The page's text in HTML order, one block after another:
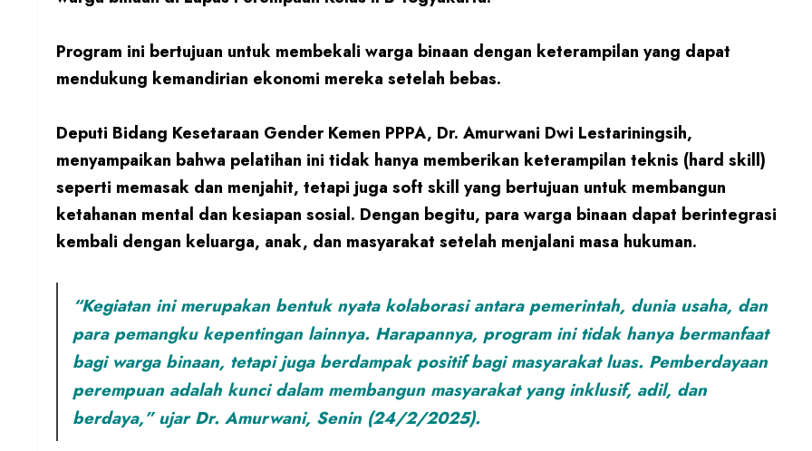
Program ini bertujuan untuk membekali warga binaan dengan keterampilan yang dapat
mendukung kemandirian ekonomi mereka setelah bebas.
Deputi Bidang Kesetaraan Gender Kemen PPPA, Dr. Amurwani Dwi Lestariningsih,
menyampaikan bahwa pelatihan ini tidak hanya memberikan keterampilan teknis (hard skill)
seperti memasak dan menjahit, tetapi juga soft skill yang bertujuan untuk membangun
ketahanan mental dan kesiapan sosial. Dengan begitu, para warga binaan dapat berintegrasi
kembali dengan keluarga, anak, dan masyarakat setelah menjalani masa hukuman.
“Kegiatan ini merupakan bentuk nyata kolaborasi antara pemerintah, dunia usaha, dan
para pemangku kepentingan lainnya. Harapannya, program ini tidak hanya bermanfaat
bagi warga binaan, tetapi juga berdampak positif bagi masyarakat luas. Pemberdayaan
perempuan adalah kunci dalam membangun masyarakat yang inklusif, adil, dan
berdaya,” ujar Dr. Amurwani, Senin (24/2/2025).